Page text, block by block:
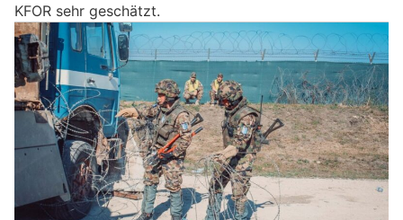
KFOR sehr geschätzt.